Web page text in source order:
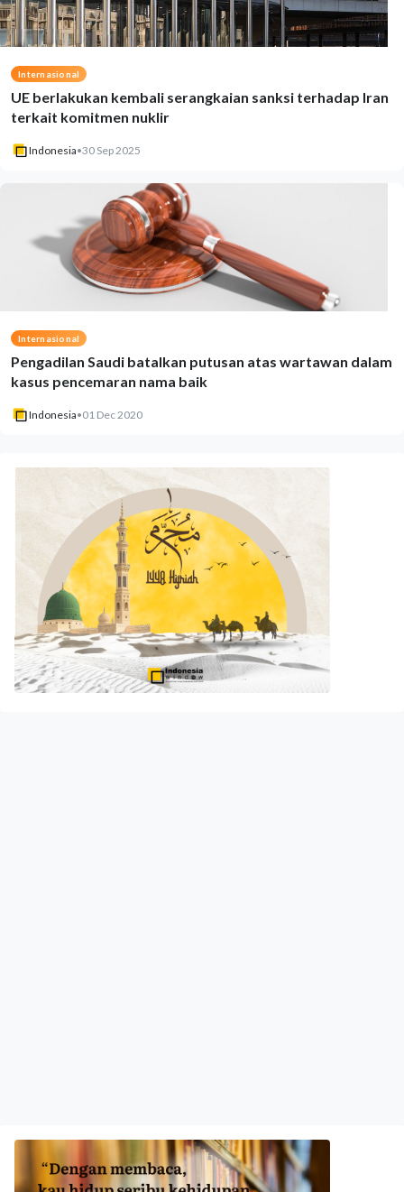
Internasional
UE berlakukan kembali serangkaian sanksi terhadap Iran
terkait komitmen nuklir
Indonesia•30 Sep 2025
Internasional
Pengadilan Saudi batalkan putusan atas wartawan dalam
kasus pencemaran nama baik
Indonesia•01 Dec 2020